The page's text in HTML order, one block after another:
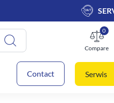
Compare
0
Contact Serwis